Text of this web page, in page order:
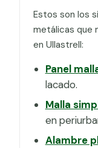
Estos son los
metálicas que
en Ullastrell:
Panel
lacado.
Malla
en
Alambre